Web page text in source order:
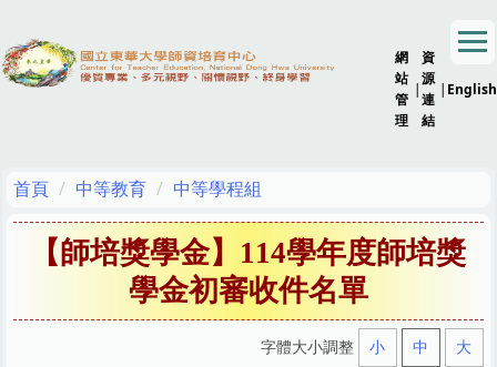
到
主
要
網
站
管
理
|
資
源
連
結
| English
首頁 中等教育 中等學程組
【師培獎學金】114學年度師培獎
學金初審收件名單
字體大小調整 小 中 大